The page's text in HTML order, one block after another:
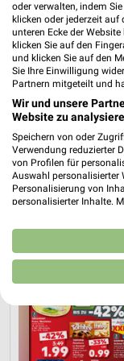
Dieter Knoll
Gültig bis Fr. 14.08.
Kaufland
oder verwalten, indem
klicken oder jederzeit
unteren Ecke der
klicken Sie auf den
und klicken Sie auf den
Sie Ihre Einwilligung
Partnern mitgeteilt und
Wir und unsere
Website zu
Speichern von oder
Verwendung reduzierter
von Profilen für
Auswahl personalisierter
Personalisierung von
personalisierter Inhalte.
Kombinationen von
Verbesserung der
von Inhalten.
Daten können
USA gesendet werden.
Website/App.
Partnerliste
Wir nutzen Ihre Daten für